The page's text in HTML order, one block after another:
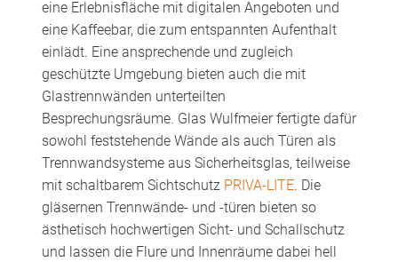
eine Erlebnisfläche mit digitalen Angeboten und
eine Kaffeebar, die zum entspannten Aufenthalt
einlädt. Eine ansprechende und zugleich
geschützte Umgebung bieten auch die mit
Glastrennwänden unterteilten
Besprechungsräume. Glas Wulfmeier fertigte dafür
sowohl feststehende Wände als auch Türen als
Trennwandsysteme aus Sicherheitsglas, teilweise
mit schaltbarem Sichtschutz PRIVA-LITE. Die
gläsernen Trennwände- und -türen bieten so
ästhetisch hochwertigen Sicht- und Schallschutz
und lassen die Flure und Innenräume dabei hell